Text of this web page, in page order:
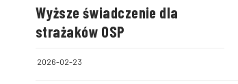
Wyższe świadczenie dla
strażaków OSP
2026-02-23